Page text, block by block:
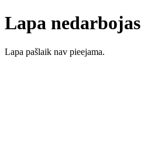
Lapa nedarbojas
Lapa pašlaik nav pieejama.